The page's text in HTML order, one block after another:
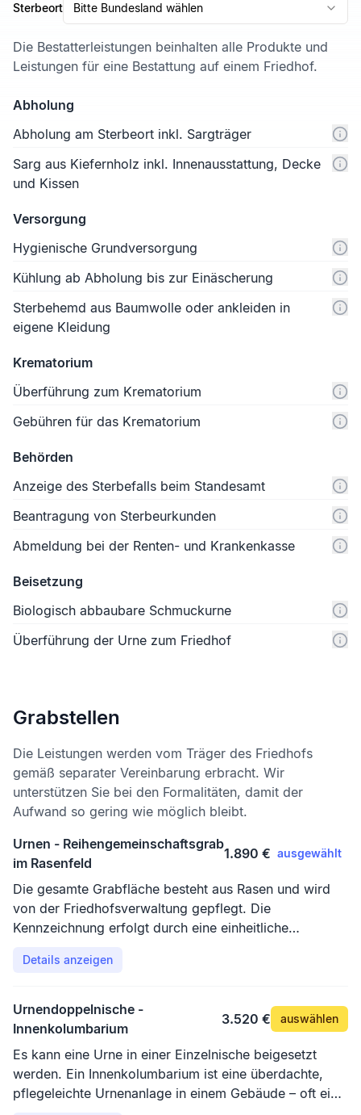
Sterbeort Bitte Bundesland wählen
Die Bestatterleistungen beinhalten alle Produkte und
Leistungen für eine Bestattung auf einem Friedhof.
Abholung
Abholung am Sterbeort inkl. Sargträger
Sarg aus Kiefernholz inkl. Innenausstattung, Decke
und Kissen
Versorgung
Hygienische Grundversorgung
Kühlung ab Abholung bis zur Einäscherung
Sterbehemd aus Baumwolle oder ankleiden in
eigene Kleidung
Krematorium
Überführung zum Krematorium
Gebühren für das Krematorium
Behörden
Anzeige des Sterbefalls beim Standesamt
Beantragung von Sterbeurkunden
Abmeldung bei der Renten- und Krankenkasse
Beisetzung
Biologisch abbaubare Schmuckurne
Überführung der Urne zum Friedhof
Grabstellen
Die Leistungen werden vom Träger des Friedhofs
gemäß separater Vereinbarung erbracht. Wir
unterstützen Sie bei den Formalitäten, damit der
Aufwand so gering wie möglich bleibt.
Urnen - Reihengemeinschaftsgrab
im Rasenfeld
1.890 € ausgewählt
Die gesamte Grabfläche besteht aus Rasen und wird
von der Friedhofsverwaltung gepflegt. Die
Kennzeichnung erfolgt durch eine einheitliche
des Vor- und Nachnamen sowie Geburts- und
an dafür bestimmten Stellen abgelegt werden.
Details anzeigen
Urnendoppelnische -
Innenkolumbarium
3.520 € auswählen
Es kann eine Urne in einer Einzelnische beigesetzt
werden. Ein Innenkolumbarium ist eine überdachte,
pflegeleichte Urnenanlage in einem Gebäude – oft eine